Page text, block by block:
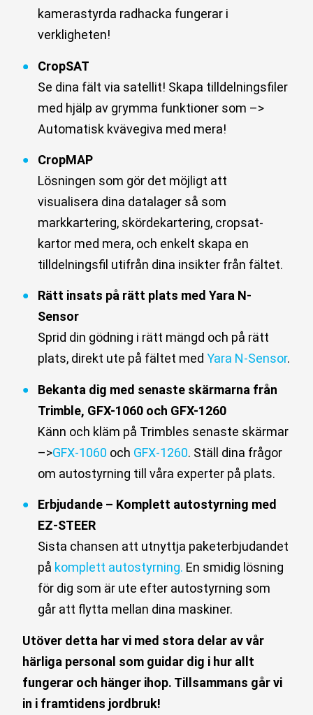
kamerastyrda radhacka fungerar i
verkligheten!
CropSAT
Se dina fält via satellit! Skapa tilldelningsfiler
med hjälp av grymma funktioner som –>
Automatisk kvävegiva med mera!
CropMAP
Lösningen som gör det möjligt att
visualisera dina datalager så som
markkartering, skördekartering, cropsat-
kartor med mera, och enkelt skapa en
tilldelningsfil utifrån dina insikter från fältet.
Rätt insats på rätt plats med Yara N-
Sensor
Sprid din gödning i rätt mängd och på rätt
plats, direkt ute på fältet med Yara N-Sensor.
Bekanta dig med senaste skärmarna från
Trimble, GFX-1060 och GFX-1260
Känn och kläm på Trimbles senaste skärmar
–>GFX-1060 och GFX-1260. Ställ dina frågor
om autostyrning till våra experter på plats.
Erbjudande – Komplett autostyrning med
EZ-STEER
Sista chansen att utnyttja paketerbjudandet
på komplett autostyrning. En smidig lösning
för dig som är ute efter autostyrning som
går att flytta mellan dina maskiner.
Utöver detta har vi med stora delar av vår
härliga personal som guidar dig i hur allt
fungerar och hänger ihop. Tillsammans går vi
in i framtidens jordbruk!